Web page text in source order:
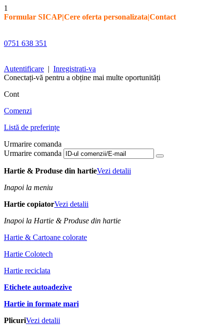
1
Formular SICAP|Cere oferta personalizata|Contact
0751 638 351
Autentificare | Inregistrati-va
Conectați-vă pentru a obține mai multe oportunități
Cont
Comenzi
Listă de preferințe
Urmarire comanda
Urmarire comanda
Hartie & Produse din hartieVezi detalii
Inapoi la meniu
Hartie copiatorVezi detalii
Inapoi la Hartie & Produse din hartie
Hartie & Cartoane colorate
Hartie Colotech
Hartie reciclata
Etichete autoadezive
Hartie in formate mari
PlicuriVezi detalii